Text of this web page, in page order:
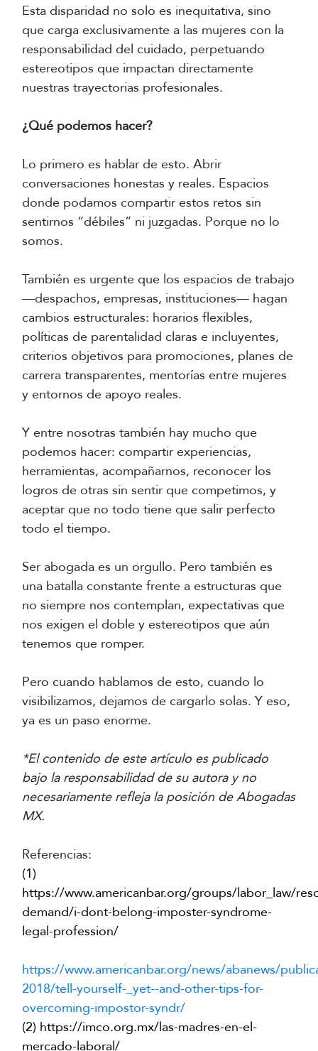
Esta disparidad no solo es inequitativa, sino
que carga exclusivamente a las mujeres con la
responsabilidad del cuidado, perpetuando
estereotipos que impactan directamente
nuestras trayectorias profesionales.
¿Qué podemos hacer?
Lo primero es hablar de esto. Abrir
conversaciones honestas y reales. Espacios
donde podamos compartir estos retos sin
sentirnos “débiles” ni juzgadas. Porque no lo
somos.
También es urgente que los espacios de trabajo
—despachos, empresas, instituciones— hagan
cambios estructurales: horarios flexibles,
políticas de parentalidad claras e incluyentes,
criterios objetivos para promociones, planes de
carrera transparentes, mentorías entre mujeres
y entornos de apoyo reales.
Y entre nosotras también hay mucho que
podemos hacer: compartir experiencias,
herramientas, acompañarnos, reconocer los
logros de otras sin sentir que competimos, y
aceptar que no todo tiene que salir perfecto
todo el tiempo.
Ser abogada es un orgullo. Pero también es
una batalla constante frente a estructuras que
no siempre nos contemplan, expectativas que
nos exigen el doble y estereotipos que aún
tenemos que romper.
Pero cuando hablamos de esto, cuando lo
visibilizamos, dejamos de cargarlo solas. Y eso,
ya es un paso enorme.
*El contenido de este artículo es publicado
bajo la responsabilidad de su autora y no
necesariamente refleja la posición de Abogadas
MX.
Referencias:
(1)
https://www.americanbar.org/groups/labor_law/
demand/i-dont-belong-imposter-syndrome-
legal-profession/
https://www.americanbar.org/news/abanews/
2018/tell-yourself-_yet--and-other-tips-for-
overcoming-impostor-syndr/
(2) https://imco.org.mx/las-madres-en-el-
mercado-laboral/